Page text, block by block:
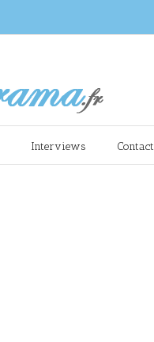
Interviews Contact